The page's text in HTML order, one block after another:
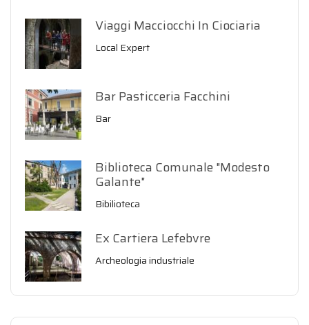
Viaggi Macciocchi In Ciociaria
Local Expert
Bar Pasticceria Facchini
Bar
Biblioteca Comunale "Modesto
Galante"
Bibilioteca
Ex Cartiera Lefebvre
Archeologia industriale